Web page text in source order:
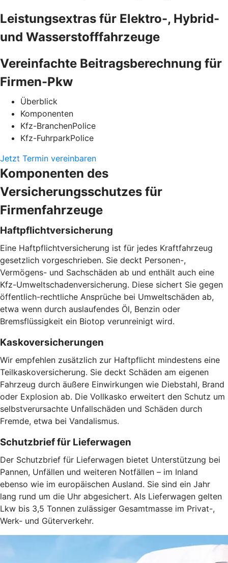
Leistungsextras für Elektro-, Hybrid-
und Wasserstofffahrzeuge
Vereinfachte Beitragsberechnung für
Firmen-Pkw
Überblick
Komponenten
Kfz-BranchenPolice
Kfz-FuhrparkPolice
Jetzt Termin vereinbaren
Komponenten des
Versicherungsschutzes für
Firmenfahrzeuge
Haftpflichtversicherung
Eine Haftpflichtversicherung ist für jedes Kraftfahrzeug
gesetzlich vorgeschrieben. Sie deckt Personen-,
Vermögens- und Sachschäden ab und enthält auch eine
Kfz-Umweltschadenversicherung. Diese sichert Sie gegen
öffentlich-rechtliche Ansprüche bei Umweltschäden ab,
etwa wenn durch auslaufendes Öl, Benzin oder
Bremsflüssigkeit ein Biotop verunreinigt wird.
Kaskoversicherungen
Wir empfehlen zusätzlich zur Haftpflicht mindestens eine
Teilkaskoversicherung. Sie deckt Schäden am eigenen
Fahrzeug durch äußere Einwirkungen wie Diebstahl, Brand
oder Explosion ab. Die Vollkasko erweitert den Schutz um
selbstverursachte Unfallschäden und Schäden durch
Fremde, etwa bei Vandalismus.
Schutzbrief für Lieferwagen
Der Schutzbrief für Lieferwagen bietet Unterstützung bei
Pannen, Unfällen und weiteren Notfällen – im Inland
ebenso wie im europäischen Ausland. Sie sind ein Jahr
lang rund um die Uhr abgesichert. Als Lieferwagen gelten
Lkw bis 3,5 Tonnen zulässiger Gesamtmasse im Privat-,
Werk- und Güterverkehr.